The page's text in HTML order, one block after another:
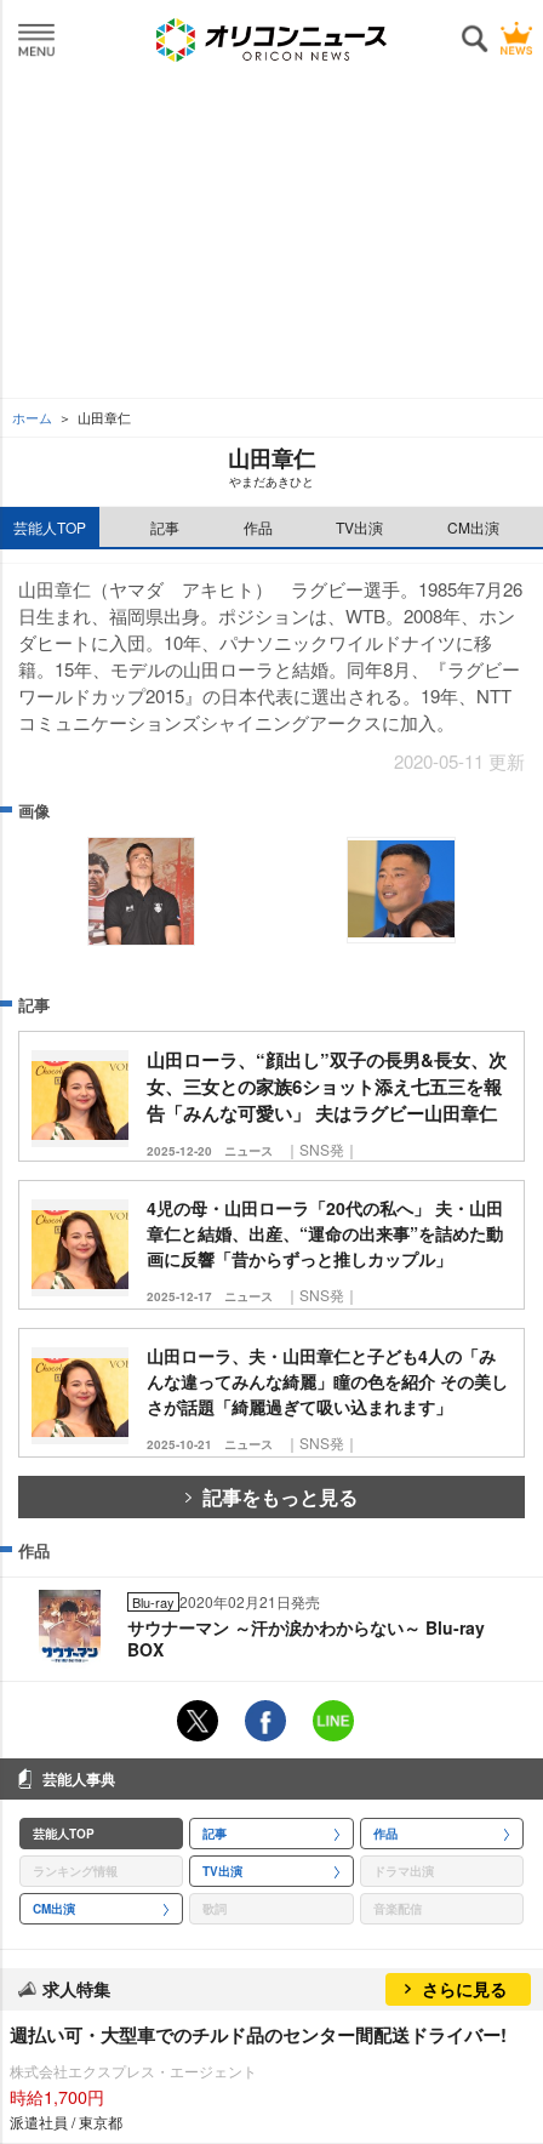
ホーム 山田章仁
山田章仁
まだあきひと
芸能人TOP 記事 作品 TV出演 CM出演
山田章仁（ヤマダ アキヒト） ラグビー選手。1985年7月26
日生まれ、福岡県出身。ポジションは、WTB。2008年、ホン
ダヒートに入団。10年、パナソニックワイルドナイツに移
籍。15年、モデルの山田ローラと結婚。同年8月、『ラグビー
ワールドカップ2015』の日本代表に選出される。19年、NTT
コミュニケーションズシャイニングアークスに加入。
2020-05-11 更新
画像
記事
山田ローラ、“顔出し”双子の長男&長女、次
女、三女との家族6ショット添え七五三を報
告「みんな可愛い」 夫はラグビー山田章仁
2025-12-20 ニュース ｜SNS発｜
4児の母・山田ローラ「20代の私へ」 夫・山田
章仁と結婚、出産、“運命の出来事”を詰めた動
画に反響「昔からずっと推しカップル」
2025-12-17 ニュース ｜SNS発｜
山田ローラ、夫・山田章仁と子ども4人の「み
んな違ってみんな綺麗」瞳の色を紹介 その美し
さが話題「綺麗過ぎて吸い込まれます」
2025-10-21 ニュース ｜SNS発｜
記事をもっと見る
作品
Blu-ray 2020年02月21日発売
サウナーマン ～汗か涙かわからない～ Blu-ray
BOX
芸能人事典
芸能人TOP 記事 作品
ランキング情報 TV出演 ドラマ出演
CM出演 歌詞 音楽配信
求人特集 さらに見る
週払い可・大型車でのチルド品のセンター間配送ドライバー!
株式会社エクスプレス・エージェント
時給1,700円
派遣社員 / 東京都